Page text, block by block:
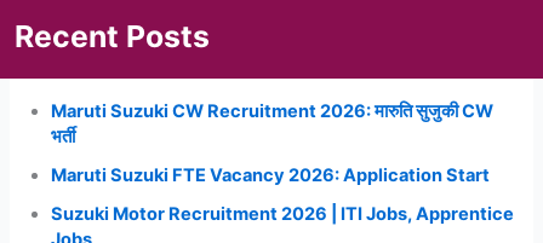
Recent Posts
Maruti Suzuki CW Recruitment 2026: मारुति सुजुकी CW
भर्ती
Maruti Suzuki FTE Vacancy 2026: Application Start
Suzuki Motor Recruitment 2026 | ITI Jobs, Apprentice